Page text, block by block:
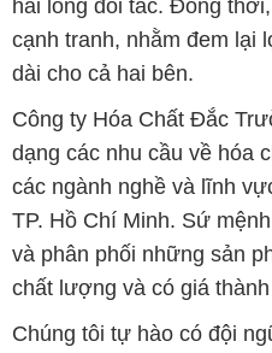
hài lòng đối tác. Đồng
cạnh tranh, nhằm đem lại
dài cho cả hai bên.
Công ty Hóa Chất Đắc
dạng các nhu cầu về hóa
các ngành nghề và lĩnh
TP. Hồ Chí Minh. Sứ
và phân phối những sản
chất lượng và có giá
Chúng tôi tự hào có đội